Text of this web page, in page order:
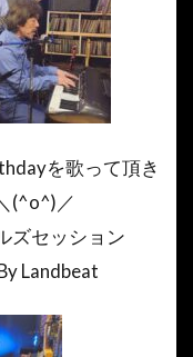
を歌って頂き
(^o^)／
ズセッション
Landbeat